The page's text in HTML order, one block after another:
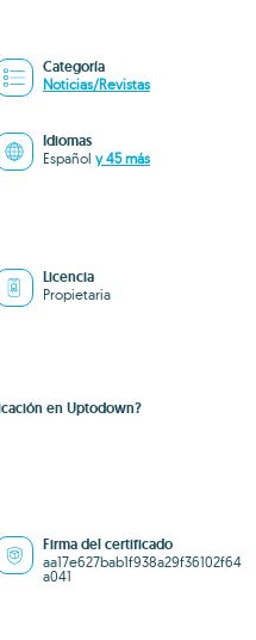
Categoría
Noticias/Revistas
Idiomas
Español y 45 más
Licencia
Propietaria
en Uptodown?
Firma del certificado
aa17e627bab1f938a29f36102f64
a041